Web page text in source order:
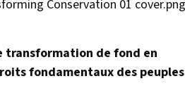
transformation de fond en
fondamentaux des peuples